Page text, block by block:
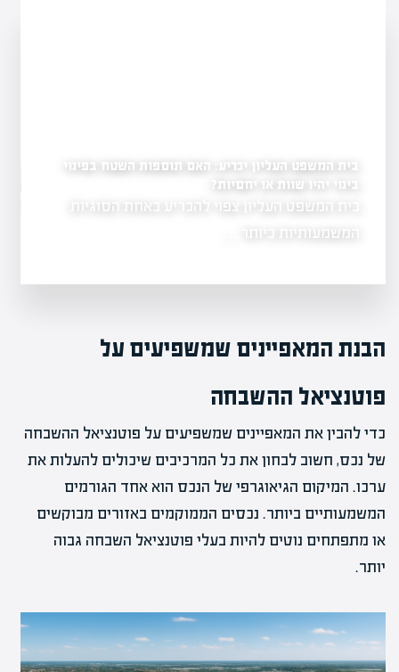
פרויקט להצלחה?
בית המשפט העליון יכריע: האם תוספות השטח בפינוי
בינוי יהיו שוות או יחסיות?
בית המשפט העליון צפוי להכריע באחת הסוגיות
המשמעותיות ביותר…
לראשונה: עיריית
הבנת המאפיינים שמשפיעים על
פוטנציאל ההשבחה
כדי להבין את המאפיינים שמשפיעים על פוטנציאל ההשבחה
של נכס, חשוב לבחון את כל המרכיבים שיכולים להעלות את
ערכו. המיקום הגיאוגרפי של הנכס הוא אחד הגורמים
המשמעותיים ביותר. נכסים הממוקמים באזורים מבוקשים
או מתפתחים נוטים להיות בעלי פוטנציאל השבחה גבוה
יותר.